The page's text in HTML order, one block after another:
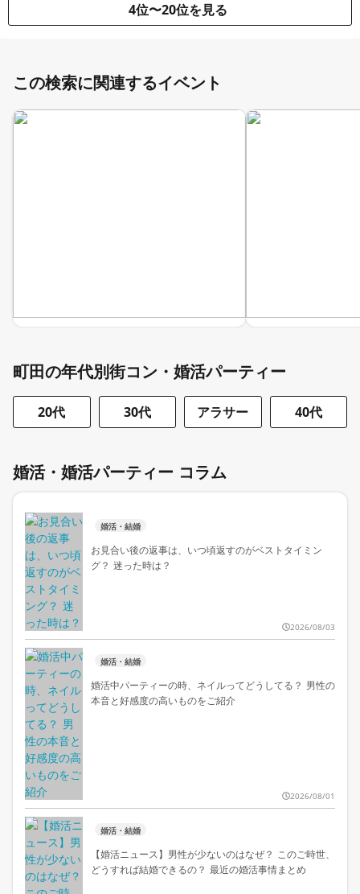
4位〜20位を見る
この検索に関連するイベント
町田の年代別街コン・婚活パーティー
20代 30代 アラサー 40代
婚活・婚活パーティー コラム
婚活・結婚
お見合い後の返事は、いつ頃返すのがベストタイミン
グ？ 迷った時は？
2026/08/03
婚活・結婚
婚活中パーティーの時、ネイルってどうしてる？ 男性の
本音と好感度の高いものをご紹介
2026/08/01
婚活・結婚
【婚活ニュース】男性が少ないのはなぜ？ このご時世、
どうすれば結婚できるの？ 最近の婚活事情まとめ